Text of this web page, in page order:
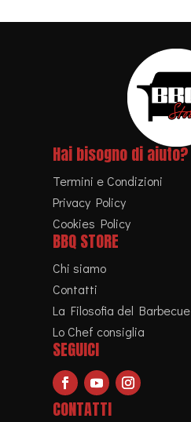
Hai bisogno di aiuto?
Termini e Condizioni
Privacy Policy
Cookies Policy
BBQ STORE
Chi siamo
Contatti
La Filosofia del Barbecue
Lo Chef consiglia
SEGUICI
CONTATTI